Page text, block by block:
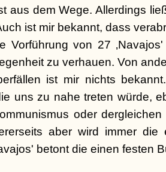
aus dem Wege. Allerdings
ist mir bekannt, dass
Vorführung von 27
zu verhauen. Von
ist mir nichts
uns zu nahe treten würde,
oder
aber wird immer die
betont die einen festen